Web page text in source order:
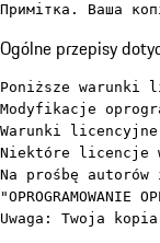
Примітка. Ваша
Ogólne przepisy
Poniższe warunki
Modyfikacje
Warunki
Niektóre licencje
Na prośbę autorów
Uwaga: Twoja